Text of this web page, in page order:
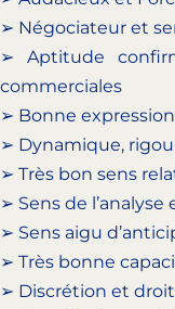
➢ Négociateur et
➢ Aptitude
commerciales
➢ Bonne
➢ Dynamique,
➢ Très bon sens
➢ Sens de
➢ Sens aigu
➢ Très bonne
➢ Discrétion et